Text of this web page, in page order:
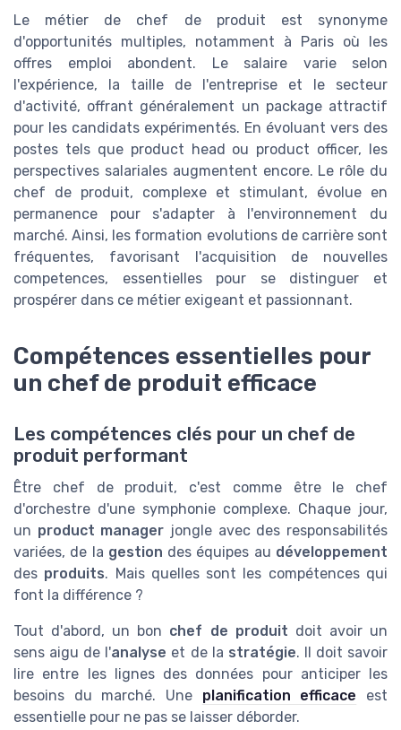
Le métier de chef de produit est synonyme
d'opportunités multiples, notamment à Paris où les
offres emploi abondent. Le salaire varie selon
l'expérience, la taille de l'entreprise et le secteur
d'activité, offrant généralement un package attractif
pour les candidats expérimentés. En évoluant vers des
postes tels que product head ou product officer, les
perspectives salariales augmentent encore. Le rôle du
chef de produit, complexe et stimulant, évolue en
permanence pour s'adapter à l'environnement du
marché. Ainsi, les formation evolutions de carrière sont
fréquentes, favorisant l'acquisition de nouvelles
competences, essentielles pour se distinguer et
prospérer dans ce métier exigeant et passionnant.
Compétences essentielles pour
un chef de produit efficace
Les compétences clés pour un chef de
produit performant
Être chef de produit, c'est comme être le chef
d'orchestre d'une symphonie complexe. Chaque jour,
un product manager jongle avec des responsabilités
variées, de la gestion des équipes au développement
des produits. Mais quelles sont les compétences qui
font la différence ?
Tout d'abord, un bon chef de produit doit avoir un
sens aigu de l'analyse et de la stratégie. Il doit savoir
lire entre les lignes des données pour anticiper les
besoins du marché. Une planification efficace est
essentielle pour ne pas se laisser déborder.